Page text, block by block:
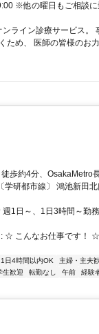
※他の曜日もご相談
ライン診療サービス。
ため、 医師の皆様のお力
歩約4分、OsakaMetro
学研都市線〕 鴻池新田北
1日～、1日3時間～勤務
: ☆ こんなお仕事です！ ☆
1日4時間以内OK
主婦・主夫
生歓迎 転勤なし 午前
経験